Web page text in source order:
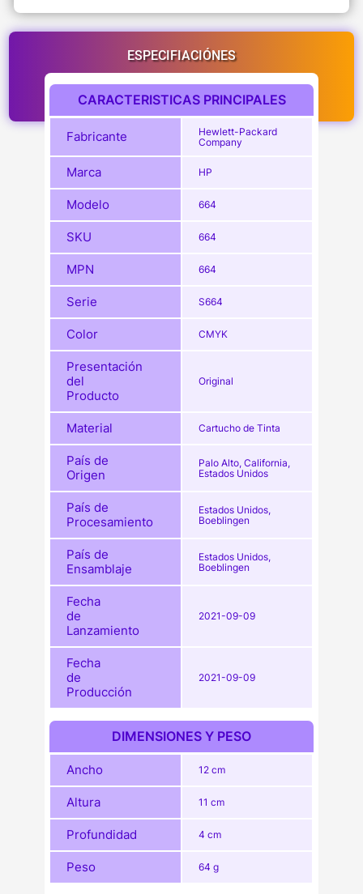
ESPECIFIACIÓNES
CARACTERISTICAS PRINCIPALES
Fabricante
Hewlett-Packard
Company
Marca HP
Modelo 664
SKU 664
MPN 664
Serie S664
Color CMYK
Presentación
del
Producto
Original
Material Cartucho de Tinta
País de
Origen
Palo Alto, California,
Estados Unidos
País de
Procesamiento
Estados Unidos,
Boeblingen
País de
Ensamblaje
Estados Unidos,
Boeblingen
Fecha
de
Lanzamiento
2021-09-09
Fecha
de
Producción
2021-09-09
DIMENSIONES Y PESO
Ancho 12 cm
Altura 11 cm
Profundidad 4 cm
Peso 64 g